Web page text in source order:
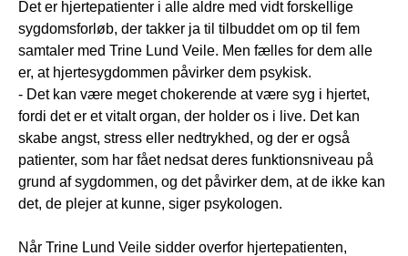
Det er hjertepatienter i alle aldre med vidt forskellige
sygdomsforløb, der takker ja til tilbuddet om op til fem
samtaler med Trine Lund Veile. Men fælles for dem alle
er, at hjertesygdommen påvirker dem psykisk.
- Det kan være meget chokerende at være syg i hjertet,
fordi det er et vitalt organ, der holder os i live. Det kan
skabe angst, stress eller nedtrykhed, og der er også
patienter, som har fået nedsat deres funktionsniveau på
grund af sygdommen, og det påvirker dem, at de ikke kan
det, de plejer at kunne, siger psykologen.
Når Trine Lund Veile sidder overfor hjertepatienten,